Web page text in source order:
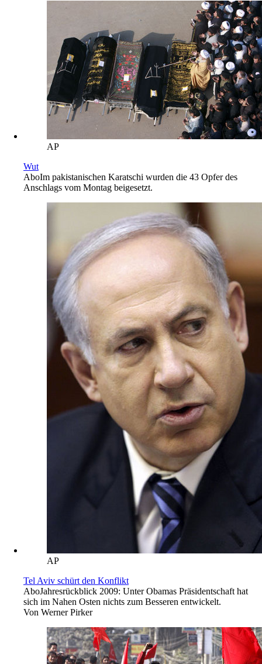
AP
Wut
AboIm pakistanischen Karatschi wurden die 43 Opfer des
Anschlags vom Montag beigesetzt.
AP
Tel Aviv schürt den Konflikt
AboJahresrückblick 2009: Unter Obamas Präsidentschaft hat
sich im Nahen Osten nichts zum Besseren entwickelt.
Von Werner Pirker